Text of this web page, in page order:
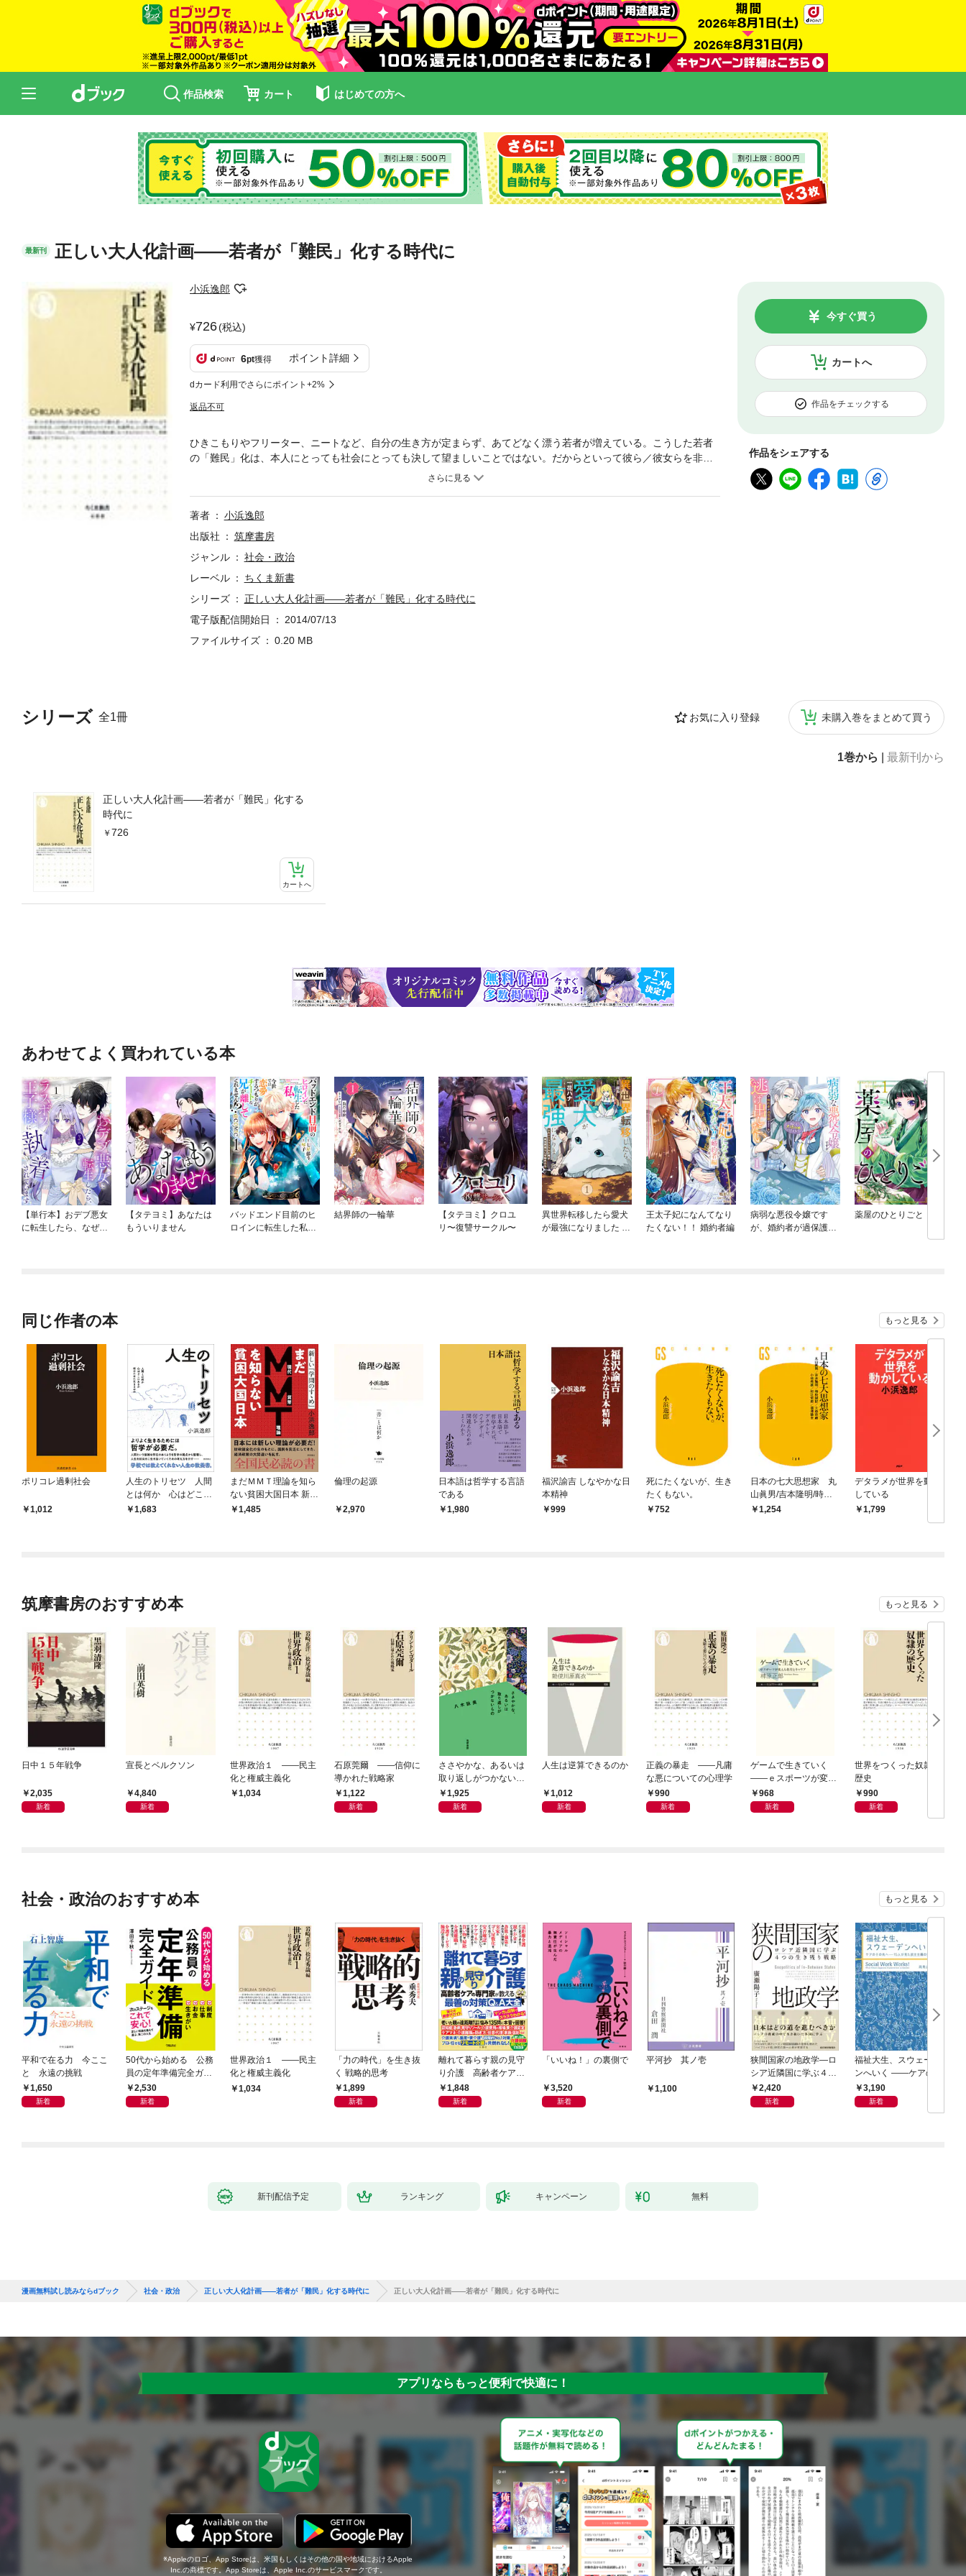
作品検索 カート はじめての方へ
最新刊 正しい大人化計画――若者が「難民」化する時代に
小浜逸郎
726(税込)
6pt獲得 ポイント詳細
dカード利用でさらにポイント+2%
返品不可
カートへ
今すぐ買う
作品をチェックする
作品をシェアする
シリーズ 全1冊 お気に入り登録 未購入巻をまとめて買う
1巻から 最新刊から
正しい大人化計画――若者が「難民」化する
時代に
726
カートへ
ひきこもりやフリーター、ニートなど、自分の生き方が定まらず、あてどなく漂う若者が増えている。こうした若者
の「難民」化は、本人にとっても社会にとっても決して望ましいことではない。だからといって彼ら／彼女らを非難
しても意味はない。いま本当に必要なのは、若者を絶望させないための仕組みを構築することである。教育、法、労
著者
小浜逸郎
出版社
筑摩書房
ジャンル
社会・政治
レーベル
ちくま新書
シリーズ
正しい大人化計画――若者が「難民」化する時代に
電子版配信開始日
2014/07/13
ファイルサイズ
0.20 MB
あわせてよく買われている本
【単行本】おデブ悪女
に転生したら、なぜか
【タテヨミ】あなたは
もういりません
バッドエンド目前のヒ
ロインに転生した私、
結界師の一輪華
【タテヨミ】クロユ
リ〜復讐サークル〜
異世界転移したら愛犬
が最強になりました ～
王太子妃になんてなり
たくない！！ 婚約者編
病弱な悪役令嬢です
が、婚約者が過保護す
薬屋のひとりごと
同じ作者の本 もっと見る
ポリコレ過剰社会
1,012
人生のトリセツ 人間
とは何か 心はどこに
あるか 何のために生
1,683
まだＭＭＴ理論を知ら
ない貧困大国日本 新し
い『学問のすゝめ』
1,485
倫理の起源
2,970
日本語は哲学する言語
である
1,980
福沢諭吉 しなやかな日
本精神
999
死にたくないが、生き
たくもない。
752
日本の七大思想家 丸
山眞男/吉本隆明/時枝
誠記/大森荘蔵/小林秀
1,254
デタラメが世界を動か
している
1,799
筑摩書房のおすすめ本 もっと見る
日中１５年戦争
2,035
新着
宣長とベルクソン
4,840
新着
世界政治１ ――民主
化と権威主義化
1,034
石原莞爾 ――信仰に
導かれた戦略家
1,122
新着
ささやかな、あるいは
取り返しがつかないも
の1,925
新着
人生は逆算できるのか
1,012
新着
正義の暴走 ――凡庸
な悪についての心理学
990
新着
ゲームで生きていく
――ｅスポーツが変え
る教育とキャリア
968
新着
世界をつくった奴隷の
歴史
990
新着
社会・政治のおすすめ本 もっと見る
平和で在る力 今ここ
と 永遠の挑戦
1,650
新着
50代から始める 公務
員の定年準備完全ガイ
ド2,530
新着
世界政治１ ――民主
化と権威主義化
1,034
「力の時代」を生き抜
く 戦略的思考
1,899
新着
離れて暮らす親の見守
り介護 高齢者ケアの
専門家が教える最善の
対策Q＆A大全
1,848
新着
「いいね！」の裏側で
3,520
新着
平河抄 其ノ壱
1,100
狭間国家の地政学―ロ
シア近隣国に学ぶ４つ
の生き残り戦略
2,420
新着
福祉大生、スウェーデ
ンへいく ――ケアのそ
の先へ――15人が見た
民主主義の景色――
3,190
新着
新刊配信予定 ランキング キャンペーン 無料
漫画無料試し読みならdブック 社会・政治 正しい大人化計画――若者が「難民」化する時代に 正しい大人化計画――若者が「難民」化する時代に
アプリならもっと便利で快適に！
Appleのロゴ、App Storeは、米国もしくはその他の国や地域におけるApple
Inc.の商標です。App Storeは、Apple Inc.のサービスマークです。